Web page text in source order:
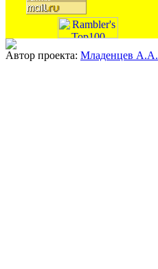
Автор проекта: Младенцев А.А.